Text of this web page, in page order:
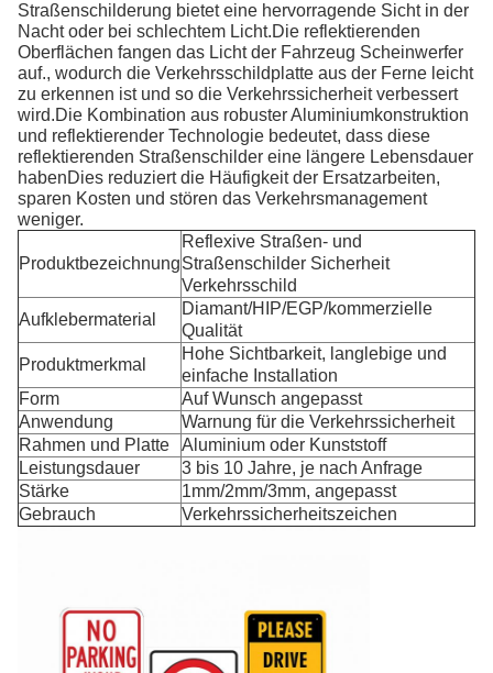
Straßenschilderung bietet eine hervorragende Sicht in der
Nacht oder bei schlechtem Licht.Die reflektierenden
Oberflächen fangen das Licht der Fahrzeug Scheinwerfer
auf., wodurch die Verkehrsschildplatte aus der Ferne leicht
zu erkennen ist und so die Verkehrssicherheit verbessert
wird.Die Kombination aus robuster Aluminiumkonstruktion
und reflektierender Technologie bedeutet, dass diese
reflektierenden Straßenschilder eine längere Lebensdauer
habenDies reduziert die Häufigkeit der Ersatzarbeiten,
sparen Kosten und stören das Verkehrsmanagement
weniger.
Produktbezeichnung
Reflexive Straßen- und
Straßenschilder Sicherheit
Verkehrsschild
Aufklebermaterial
Diamant/HIP/EGP/kommerzielle
Qualität
Produktmerkmal
Hohe Sichtbarkeit, langlebige und
einfache Installation
Form
Auf Wunsch angepasst
Anwendung
Warnung für die Verkehrssicherheit
Rahmen und Platte
Aluminium oder Kunststoff
Leistungsdauer
3 bis 10 Jahre, je nach Anfrage
Stärke
1mm/2mm/3mm, angepasst
Gebrauch
Verkehrssicherheitszeichen